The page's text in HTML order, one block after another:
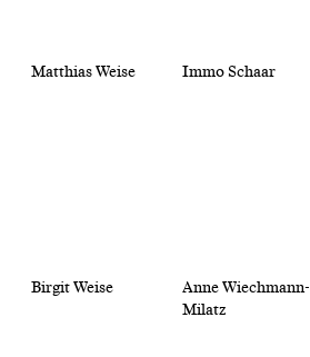
Matthias Weise Immo Schaar
Birgit Weise
Anne Wiechmann-
Milatz